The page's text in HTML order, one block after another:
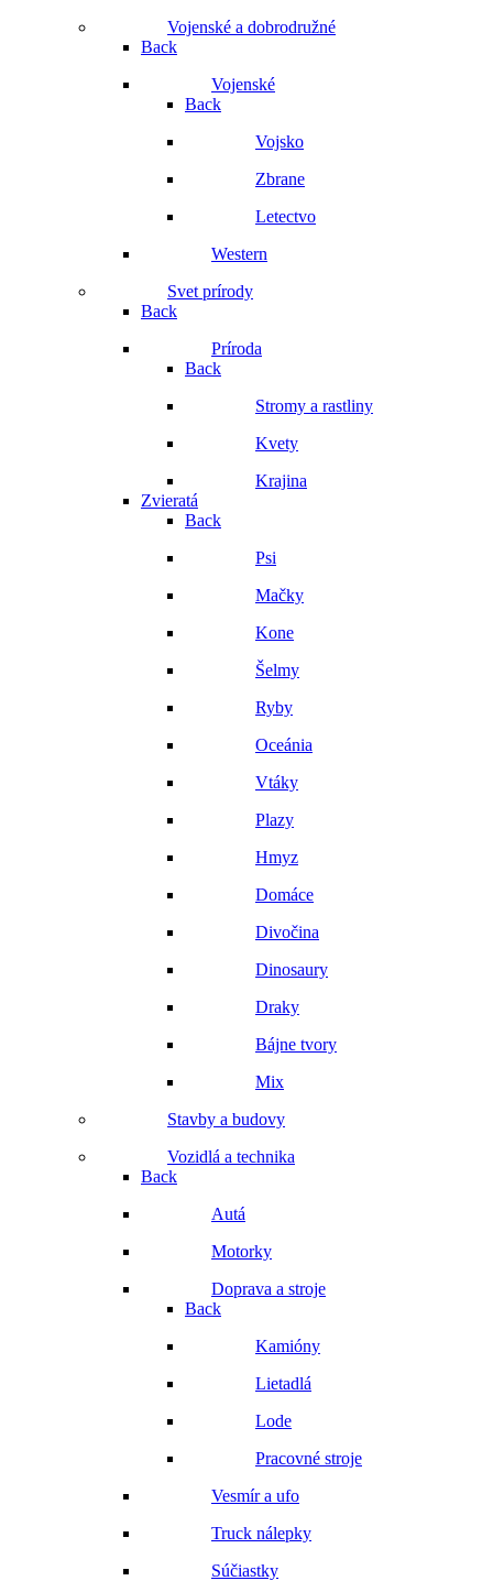
Vojenské a dobrodružné
Back
Vojenské
Back
Vojsko
Zbrane
Letectvo
Western
Svet prírody
Back
Príroda
Back
Stromy a rastliny
Kvety
Krajina
Zvieratá
Back
Psi
Mačky
Kone
Šelmy
Ryby
Oceánia
Vtáky
Plazy
Hmyz
Domáce
Divočina
Dinosaury
Draky
Bájne tvory
Mix
Stavby a budovy
Vozidlá a technika
Back
Autá
Motorky
Doprava a stroje
Back
Kamióny
Lietadlá
Lode
Pracovné stroje
Vesmír a ufo
Truck nálepky
Súčiastky